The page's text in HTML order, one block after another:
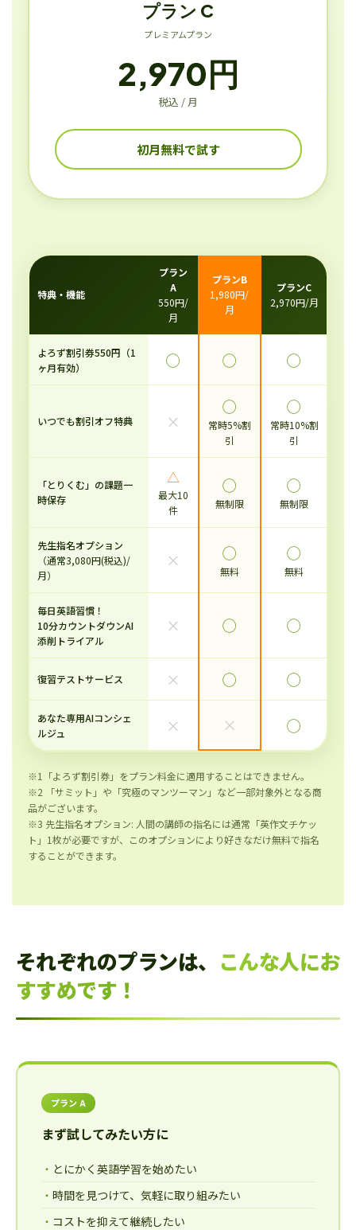
プラン C
プレミアムプラン
2,970円
税込 / 月
初月無料で試す
特典・機能
プラン
A
550円/
月
プランB
1,980円/
月
プランC
2,970円/月
よろず割引券550円（1
ヶ月有効）
◯ ◯ ◯
いつでも割引オフ特典 ×
◯
常時5%割
引
◯
常時10%割
引
「とりくむ」の課題一
時保存
△
最大10
件
◯
無制限
◯
無制限
先生指名オプション
（通常3,080円(税込)/
月）
× ◯
無料
◯
無料
毎日英語習慣！
10分カウントダウンAI
添削トライアル
× ◯ ◯
復習テストサービス × ◯ ◯
あなた専用AIコンシェ
ルジュ
× × ◯
※1「よろず割引券」をプラン料金に適用することはできません。
※2 「サミット」や「究極のマンツーマン」など一部対象外となる商
品がございます。
※3 先生指名オプション: 人間の講師の指名には通常「英作文チケッ
ト」1枚が必要ですが、このオプションにより好きなだけ無料で指名
することができます。
それぞれのプランは、 こんな人にお
すすめです！
プラン A
まず試してみたい方に
とにかく英語学習を始めたい
時間を見つけて、気軽に取り組みたい
コストを抑えて継続したい